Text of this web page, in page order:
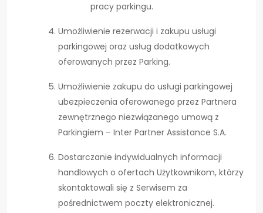
pracy parkingu.
Umożliwienie rezerwacji i zakupu usługi
parkingowej oraz usług dodatkowych
oferowanych przez Parking.
Umożliwienie zakupu do usługi parkingowej
ubezpieczenia oferowanego przez Partnera
zewnętrznego niezwiązanego umową z
Parkingiem – Inter Partner Assistance S.A.
Dostarczanie indywidualnych informacji
handlowych o ofertach Użytkownikom, którzy
skontaktowali się z Serwisem za
pośrednictwem poczty elektronicznej.